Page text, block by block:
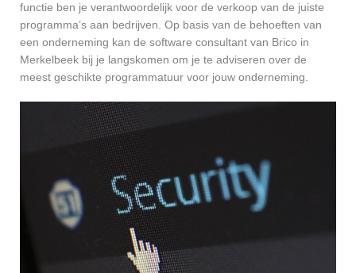
functie ben je verantwoordelijk voor de verkoop van de juiste
programma’s aan bedrijven. Op basis van de behoeften van
een onderneming kan de software consultant van Brico in
Merkelbeek bij je langskomen om je te adviseren over de
meest geschikte programmatuur voor jouw onderneming.